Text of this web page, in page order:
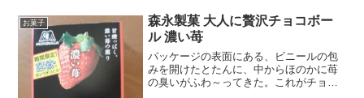
お菓子
森永製菓 大人に贅沢チョコボー
ル 濃い苺
パッケージの表面にある、ビニールの包
みを開けたとたんに、中からほのかに苺
の臭いがふわ～ってきた。これがチョコ